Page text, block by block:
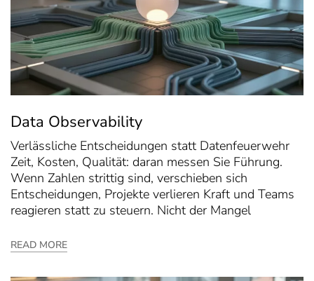
Data Observability
Verlässliche Entscheidungen statt Datenfeuerwehr
Zeit, Kosten, Qualität: daran messen Sie Führung.
Wenn Zahlen strittig sind, verschieben sich
Entscheidungen, Projekte verlieren Kraft und Teams
reagieren statt zu steuern. Nicht der Mangel
READ MORE